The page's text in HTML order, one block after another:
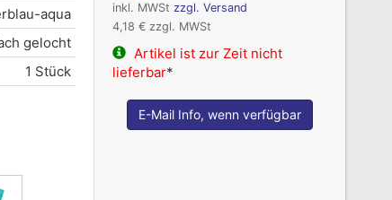
aqua
gelocht
1 Stück
inkl. MWSt zzgl. Versand
4,18 € zzgl. MWSt
Artikel ist zur Zeit nicht
lieferbar*
E-Mail Info, wenn verfügbar